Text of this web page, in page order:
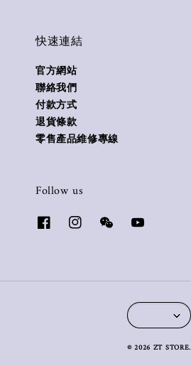
快速連結
官方網站
聯絡我們
付款方式
退貨條款
零售產品維修專線
Follow us
© 2026 ZT STORE.